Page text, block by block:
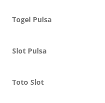
Togel Pulsa
Slot Pulsa
Toto Slot